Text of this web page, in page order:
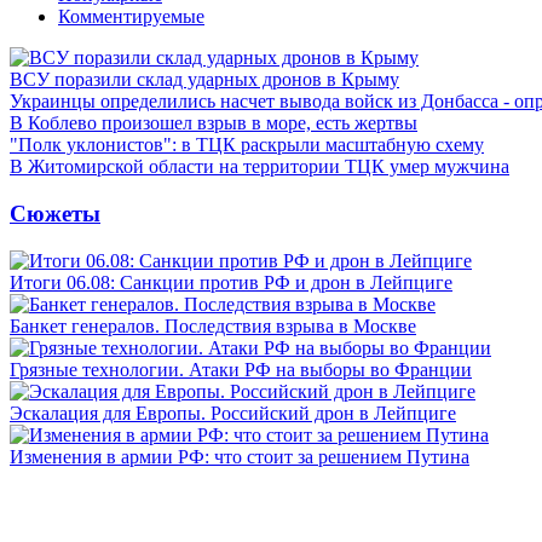
Комментируемые
ВСУ поразили склад ударных дронов в Крыму
Украинцы определились насчет вывода войск из Донбасса -
В Коблево произошел взрыв в море, есть жертвы
"Полк уклонистов": в ТЦК раскрыли масштабную схему
В Житомирской области на территории ТЦК умер мужчина
Сюжеты
Итоги 06.08: Санкции против РФ и дрон в Лейпциге
Банкет генералов. Последствия взрыва в Москве
Грязные технологии. Атаки РФ на выборы во Франции
Эскалация для Европы. Российский дрон в Лейпциге
Изменения в армии РФ: что стоит за решением Путина